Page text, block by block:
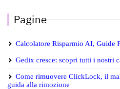
Pagine
Calcolatore Risparmio AI, Guide
Gedix cresce: scopri tutti i nostri
Come rimuovere ClickLock, il
guida alla rimozione